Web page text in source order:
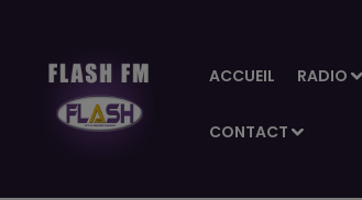
ACCUEIL RADIO
CONTACT